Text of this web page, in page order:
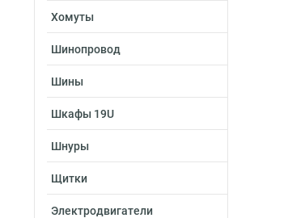
Хомуты
Шинопровод
Шины
Шкафы 19U
Шнуры
Щитки
Электродвигатели